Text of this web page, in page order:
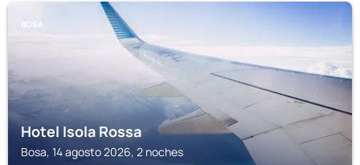
BOSA
Hotel Isola Rossa
Bosa, 14 agosto 2026, 2 noches